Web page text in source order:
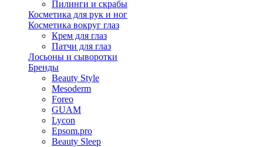
Пилинги и скрабы
Косметика для рук и ног
Косметика вокруг глаз
Крем для глаз
Патчи для глаз
Лосьоны и сыворотки
Бренды
Beauty Style
Mesoderm
Foreo
GUAM
Lycon
Epsom.pro
Beauty Sleep